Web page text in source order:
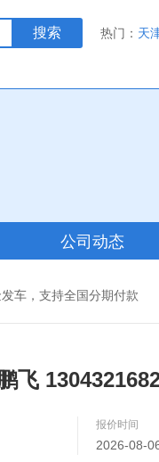
搜索 热门： 天
公司动态
车，支持全国分期付款
飞
报价时间
2026-08-